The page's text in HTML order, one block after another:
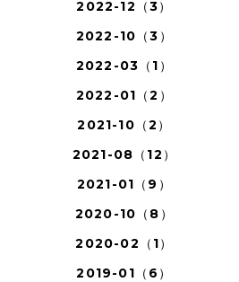
2022-12（3）
2022-10（3）
2022-03（1）
2022-01（2）
2021-10（2）
2021-08（12）
2021-01（9）
2020-10（8）
2020-02（1）
2019-01（6）